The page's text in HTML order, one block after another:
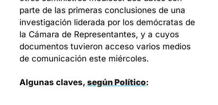
parte de las primeras conclusiones de una
investigación liderada por los demócratas de
la Cámara de Representantes, y a cuyos
documentos tuvieron acceso varios medios
de comunicación este miércoles.
Algunas claves, según Político: